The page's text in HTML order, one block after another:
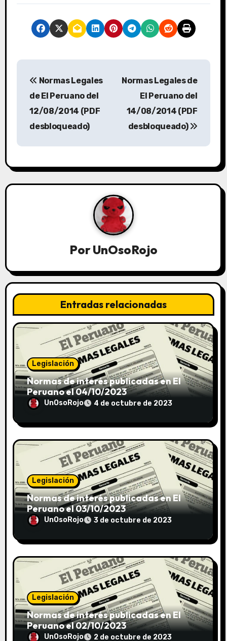
Normas Legales
de El Peruano del
12/08/2014 (PDF
desbloqueado)
Normas Legales de
El Peruano del
14/08/2014 (PDF
desbloqueado)
PorUnOsoRojo
Entradas relacionadas
Legislación
Normas de interés publicadas en El
Peruano el 04/10/2023
UnOsoRojo 4 de octubre de 2023
Legislación
Normas de interés publicadas en El
Peruano el 03/10/2023
UnOsoRojo 3 de octubre de 2023
Legislación
Normas de interés publicadas en El
Peruano el 02/10/2023
UnOsoRojo 2 de octubre de 2023